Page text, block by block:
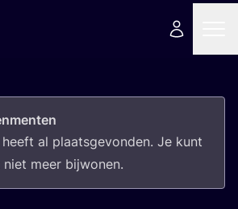
al plaats­ge­von­den. Je kunt
meer bijwonen.